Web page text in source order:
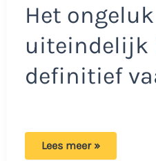
Het
uiteindelijk
definitief
Enorm
Lees meer »